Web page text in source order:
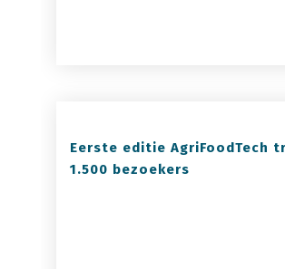
Eerste editie AgriFoodTech
1.500 bezoekers